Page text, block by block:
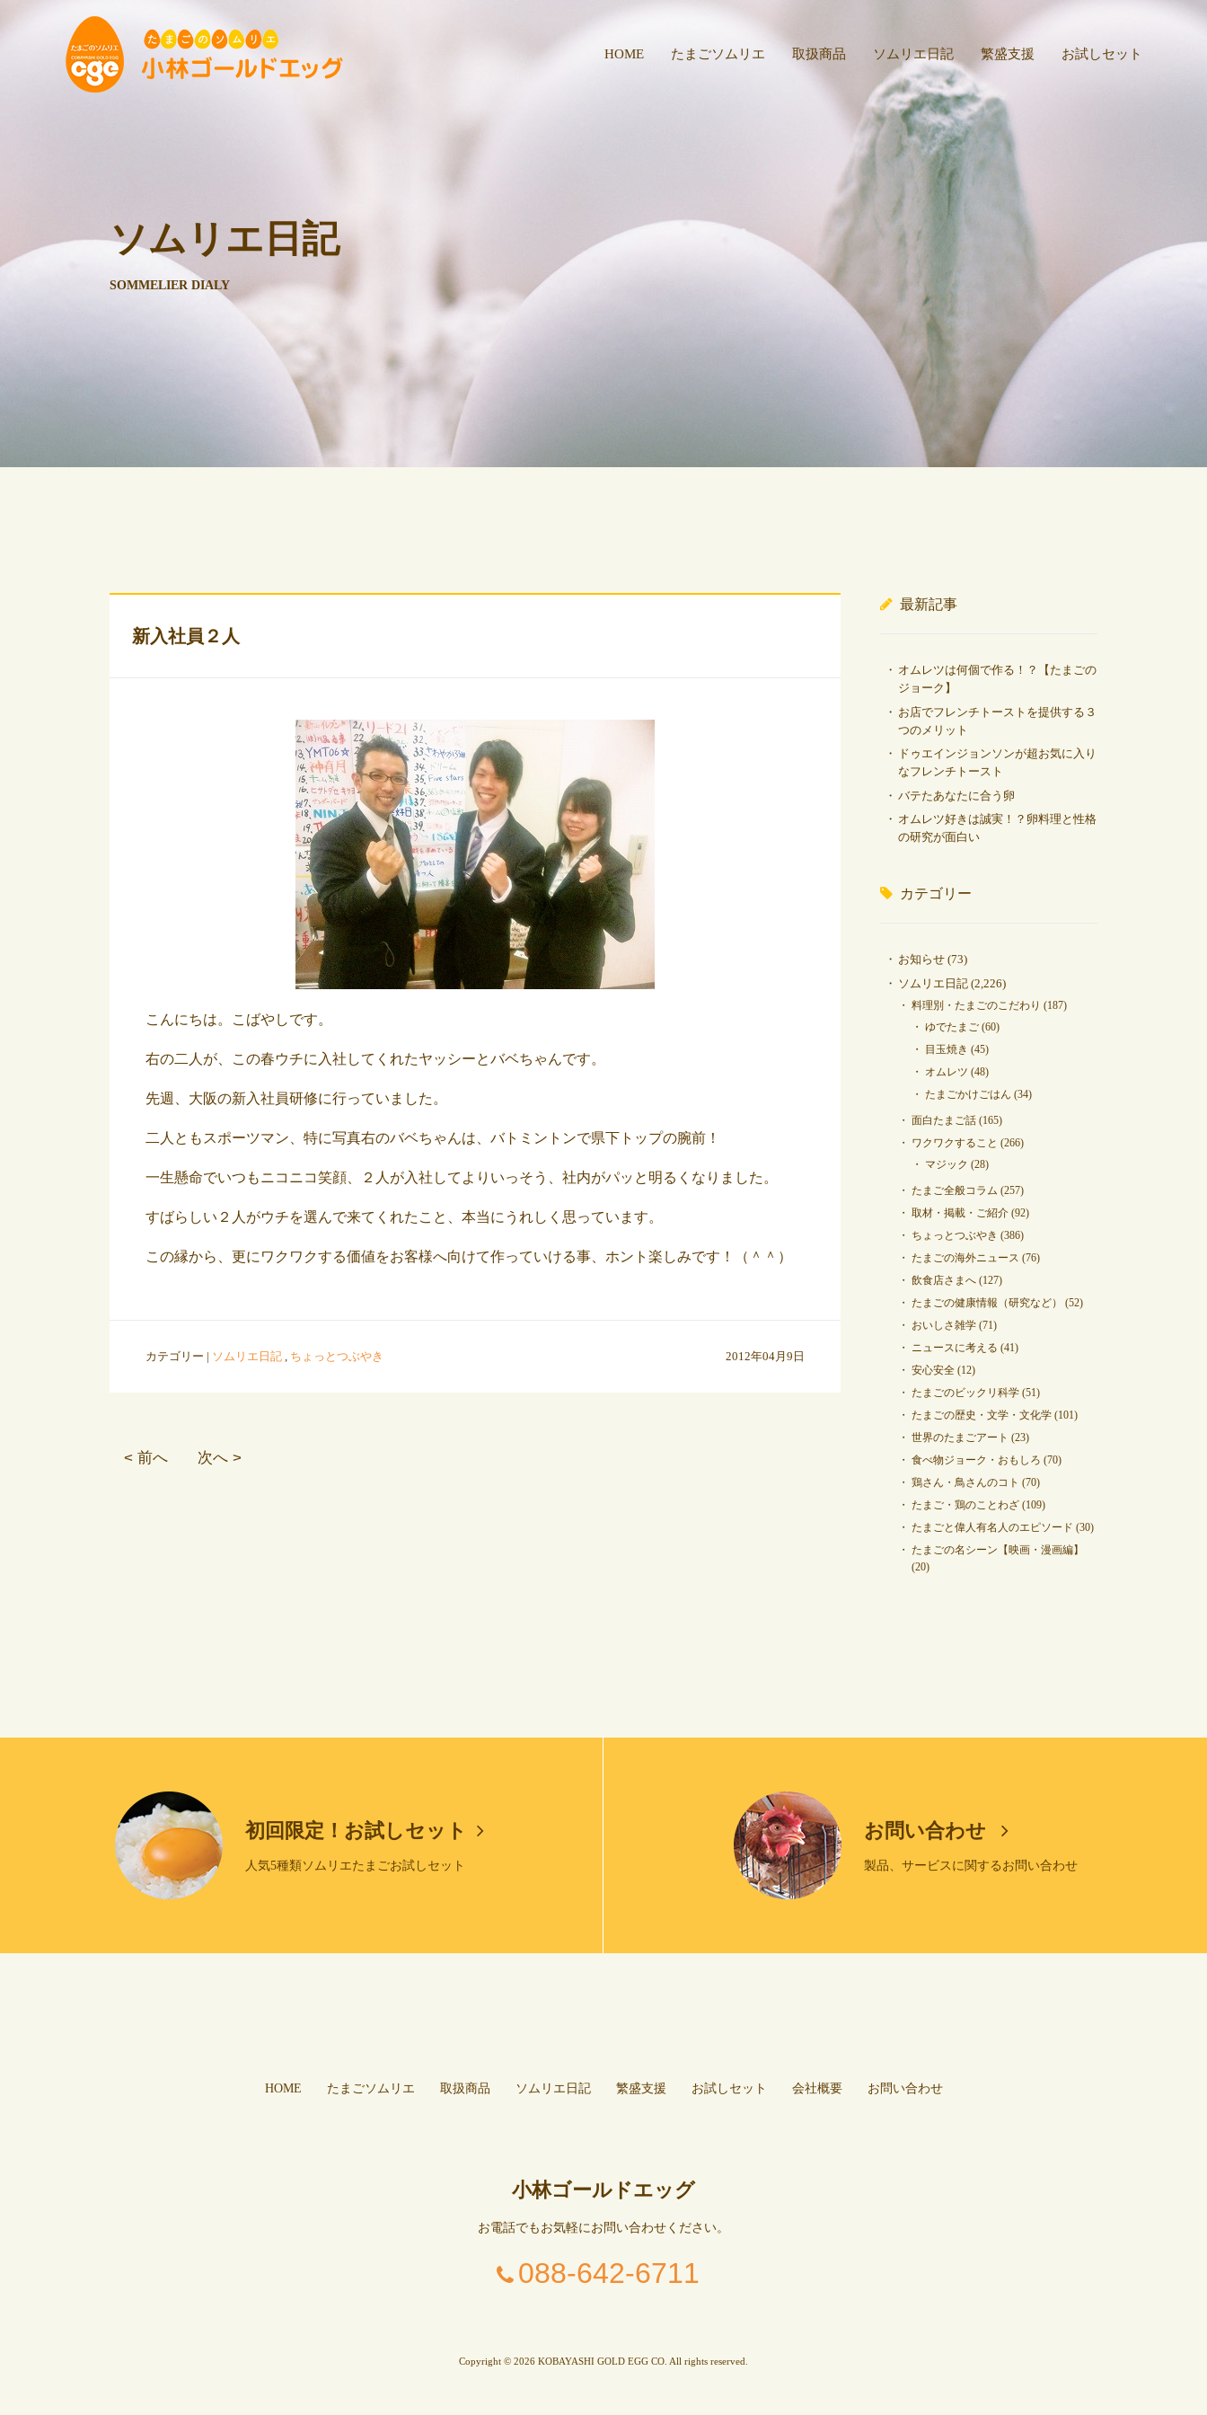
HOME たまごソムリエ 取扱商品 ソムリエ日記 繁盛支援 お試しセット
ソムリエ日記
SOMMELIER DIALY
新入社員２人
こんにちは。こばやしです。
右の二人が、この春ウチに入社してくれたヤッシーとバベちゃんです。
先週、大阪の新入社員研修に行っていました。
二人ともスポーツマン、特に写真右のバベちゃんは、バトミントンで県下トップの腕前！
一生懸命でいつもニコニコ笑顔、２人が入社してよりいっそう、社内がパッと明るくなりました。
すばらしい２人がウチを選んで来てくれたこと、本当にうれしく思っています。
この縁から、更にワクワクする価値をお客様へ向けて作っていける事、ホント楽しみです！（＾＾）
カテゴリー | ソムリエ日記 , ちょっとつぶやき 2012年04月9日
< 前へ 次へ >
最新記事
オムレツは何個で作る！？【たまごの
ジョーク】
お店でフレンチトーストを提供する３
つのメリット
ドゥエインジョンソンが超お気に入り
なフレンチトースト
バテたあなたに合う卵
オムレツ好きは誠実！？卵料理と性格
の研究が面白い
カテゴリー
お知らせ (73)
ソムリエ日記 (2,226)
料理別・たまごのこだわり (187)
ゆでたまご (60)
目玉焼き (45)
オムレツ (48)
たまごかけごはん (34)
面白たまご話 (165)
ワクワクすること (266)
マジック (28)
たまご全般コラム (257)
取材・掲載・ご紹介 (92)
ちょっとつぶやき (386)
たまごの海外ニュース (76)
飲食店さまへ (127)
たまごの健康情報（研究など）
(52)
おいしさ雑学 (71)
ニュースに考える (41)
安心安全 (12)
たまごのビックリ科学 (51)
たまごの歴史・文学・文化学 (101)
世界のたまごアート (23)
食べ物ジョーク・おもしろ (70)
鶏さん・鳥さんのコト (70)
たまご・鶏のことわざ (109)
たまごと偉人有名人のエピソード (30)
たまごの名シーン【映画・漫画編】
(20)
初回限定！お試しセット
人気5種類ソムリエたまごお試しセット
お問い合わせ
製品、サービスに関するお問い合わせ
HOME たまごソムリエ 取扱商品 ソムリエ日記 繁盛支援 お試しセット 会社概要 お問い合わせ
小林ゴールドエッグ
お電話でもお気軽にお問い合わせください。
088-642-6711
Copyright © 2026 KOBAYASHI GOLD EGG CO. All rights reserved.